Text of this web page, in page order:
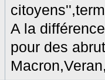
A la
pour des